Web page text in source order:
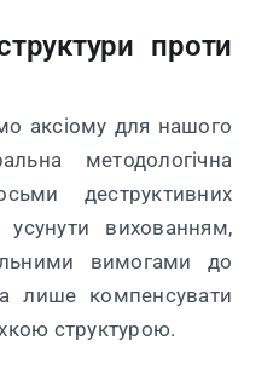
проти
аксіому для нашого
методологічна
деструктивних
вихованням,
вимогами до
лише компенсувати
структурою.